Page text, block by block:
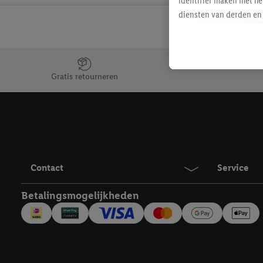
Jouw voordelen bij ons als Lidl webshop klant
Gratis retourneren
Contact Service
Betalingsmogelijkheden
diensten van derden
Als je hiervoor
eerder interesse hebt
maar het niet te
mailadres en met
Onder "Aanpassen"
Door te klikken op
technieken worden
inclusief over de
trekken, vind je in onze
over de cookies die